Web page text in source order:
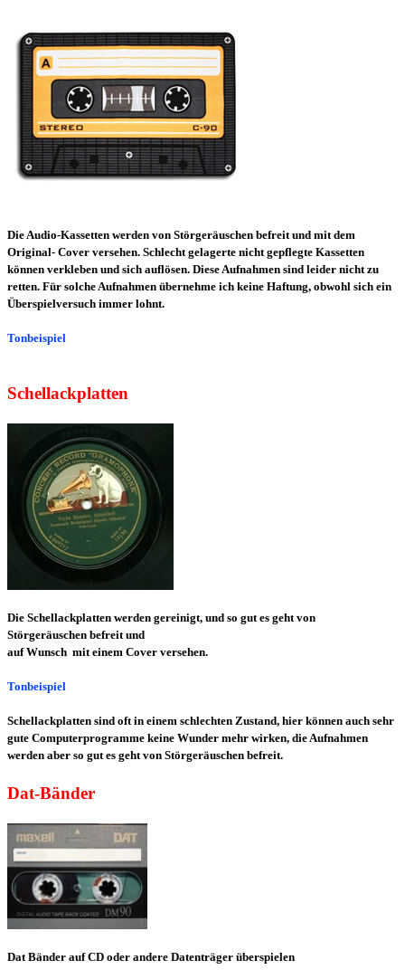
Die Audio-Kassetten werden von Störgeräuschen befreit und mit dem
Original- Cover versehen. Schlecht gelagerte nicht gepflegte Kassetten
können verkleben und sich auflösen. Diese Aufnahmen sind leider nicht zu
retten. Für solche Aufnahmen übernehme ich keine Haftung, obwohl sich ein
Überspielversuch immer lohnt.
Tonbeispiel
Schellackplatten
Die Schellackplatten werden gereinigt, und so gut es geht von
Störgeräuschen befreit und
auf Wunsch mit einem Cover versehen.
Tonbeispiel
Schellackplatten sind oft in einem schlechten Zustand, hier können auch sehr
gute Computerprogramme keine Wunder mehr wirken, die Aufnahmen
werden aber so gut es geht von Störgeräuschen befreit.
Dat-Bänder
Dat Bänder auf CD oder andere Datenträger überspielen